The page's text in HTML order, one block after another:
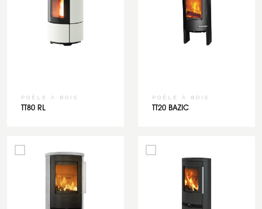
POÊLE À BOIS
TT80 RL
POÊLE À BOIS
TT20 BAZIC